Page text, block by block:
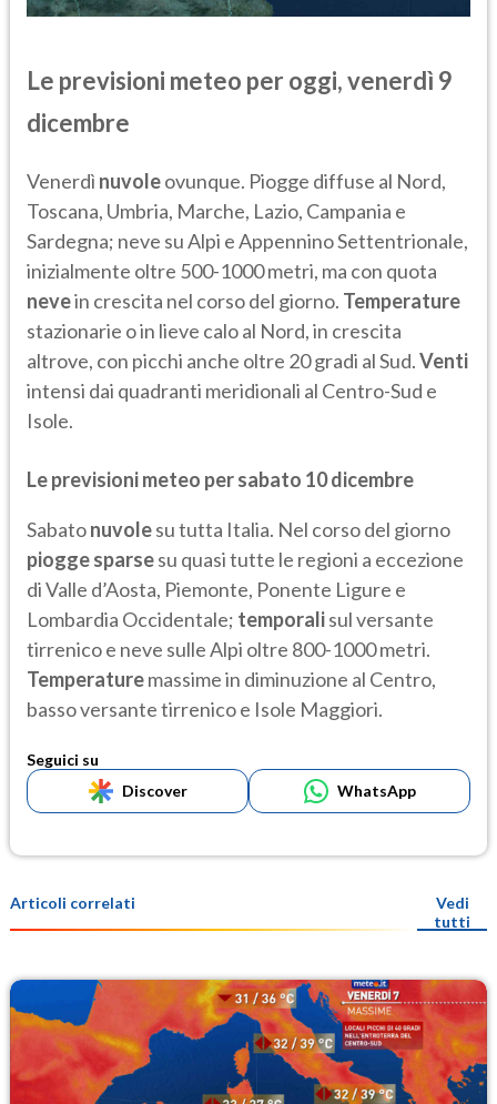
Le previsioni meteo per oggi, venerdì 9
dicembre
Venerdì nuvoleovunque. Piogge diffuse al Nord,
Toscana, Umbria, Marche, Lazio, Campania e
Sardegna; neve su Alpi e Appennino Settentrionale,
inizialmente oltre 500-1000 metri, ma con quota
nevein crescita nel corso del giorno. Temperature
stazionarie o in lieve calo al Nord, in crescita
altrove, con picchi anche oltre 20 gradi al Sud.Venti
intensi dai quadranti meridionali al Centro-Sud e
Isole.
Le previsioni meteo per sabato 10 dicembre
Sabatonuvolesu tutta Italia. Nel corso del giorno
piogge sparsesu quasi tutte le regioni a eccezione
di Valle d’Aosta, Piemonte, Ponente Ligure e
Lombardia Occidentale; temporalisul versante
tirrenico e neve sulle Alpi oltre 800-1000 metri.
Temperaturemassime in diminuzione al Centro,
basso versante tirrenico e Isole Maggiori.
Seguici su
Discover
WhatsApp
Articoli correlati
Vedi
tutti